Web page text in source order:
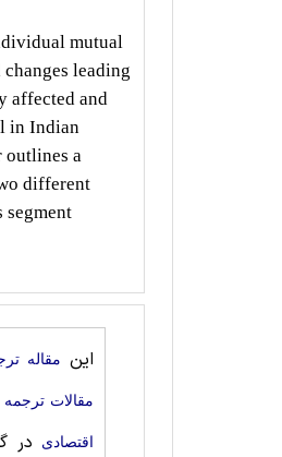
mutual
leading
affected and
in Indian
outlines a
different
segment
این مقاله
مقالات
اقتصادی
در